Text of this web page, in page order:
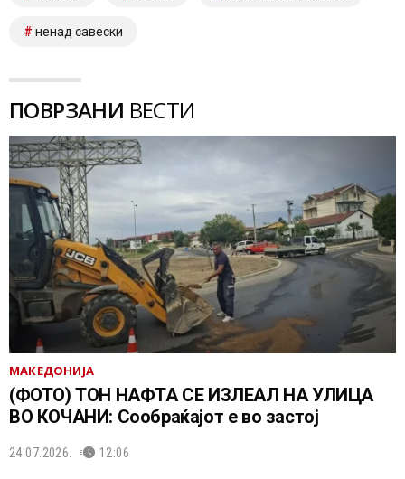
ненад савески
ПОВРЗАНИ ВЕСТИ
МАКЕДОНИЈА
(ФОТО) ТОН НАФТА СЕ ИЗЛЕАЛ НА УЛИЦА
ВО КОЧАНИ: Сообраќајот е во застој
24.07.2026. 12:06